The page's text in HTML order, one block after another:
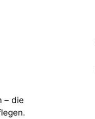
– die